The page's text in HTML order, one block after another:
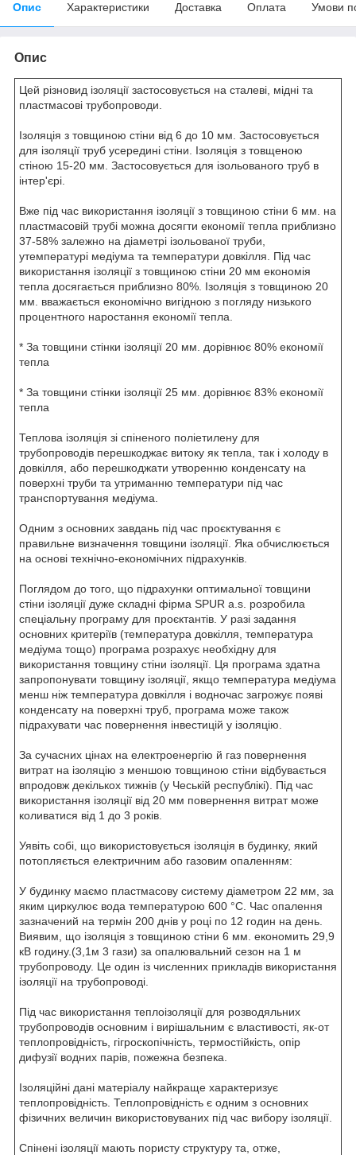
Опис Характеристики Доставка Оплата Умови
Опис
Цей різновид ізоляції застосовується на сталеві, мідні та
пластмасові трубопроводи.
Ізоляція з товщиною стіни від 6 до 10 мм. Застосовується
для ізоляції труб усередині стіни. Ізоляція з товщеною
стіною 15-20 мм. Застосовується для ізольованого труб в
інтер'єрі.
Вже під час використання ізоляції з товщиною стіни 6 мм. на
пластмасовій трубі можна досягти економії тепла приблизно
37-58% залежно на діаметрі ізольованої труби,
утемпературі медіума та температури довкілля. Під час
використання ізоляції з товщиною стіни 20 мм економія
тепла досягається приблизно 80%. Ізоляція з товщиною 20
мм. вважається економічно вигідною з погляду низького
процентного наростання економії тепла.
* За товщини стінки ізоляції 20 мм. дорівнює 80% економії
тепла
* За товщини стінки ізоляції 25 мм. дорівнює 83% економії
тепла
Теплова ізоляція зі спіненого поліетилену для
трубопроводів перешкоджає витоку як тепла, так і холоду в
довкілля, або перешкоджати утворенню конденсату на
поверхні труби та утриманню температури під час
транспортування медіума.
Одним з основних завдань під час проєктування є
правильне визначення товщини ізоляції. Яка обчислюється
на основі технічно-економічних підрахунків.
Поглядом до того, що підрахунки оптимальної товщини
стіни ізоляції дуже складні фірма SPUR a.s. розробила
спеціальну програму для проєктантів. У разі задання
основних критеріїв (температура довкілля, температура
медіума тощо) програма розрахує необхідну для
використання товщину стіни ізоляції. Ця програма здатна
запропонувати товщину ізоляції, якщо температура медіума
менш ніж температура довкілля і водночас загрожує появі
конденсату на поверхні труб, програма може також
підрахувати час повернення інвестицій у ізоляцію.
За сучасних цінах на електроенергію й газ повернення
витрат на ізоляцію з меншою товщиною стіни відбувається
впродовж декількох тижнів (у Чеській республікі). Під час
використання ізоляції від 20 мм повернення витрат може
коливатися від 1 до 3 років.
Уявіть собі, що використовується ізоляція в будинку, який
потопляється електричним або газовим опаленням:
У будинку маємо пластмасову систему діаметром 22 мм, за
яким циркулює вода температурою 600 °C. Час опалення
зазначений на термін 200 днів у році по 12 годин на день.
Виявим, що ізоляція з товщиною стіни 6 мм. економить 29,9
кВ годину.(3,1м 3 гази) за опалювальний сезон на 1 м
трубопроводу. Це один із численних прикладів використання
ізоляції на трубопроводі.
Під час використання теплоізоляції для розводяльних
трубопроводів основним і вирішальним є властивості, як-от
теплопровідність, гігроскопічність, термостійкість, опір
дифузії водних парів, пожежна безпека.
Ізоляційні дані матеріалу найкраще характеризує
теплопровідність. Теплопровідність є одним з основних
фізичних величин використовуваних під час вибору ізоляції.
Спінені ізоляції мають пористу структуру та, отже,